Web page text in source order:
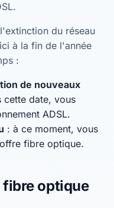
du réseau
à la fin de l'année
:
de nouveaux
cette date, vous
ADSL.
: à ce moment, vous
fibre optique.
fibre optique